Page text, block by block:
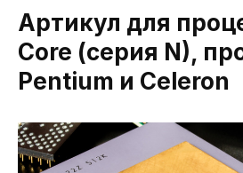
Артикул для
Core (серия N),
Pentium и Celeron